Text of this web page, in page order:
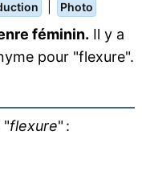
Photo
féminin. Il y a
pour "flexure".
"flexure" :